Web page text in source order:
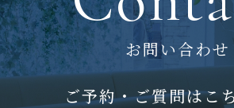
お問い合わせ
ご予約・ご質問はこ